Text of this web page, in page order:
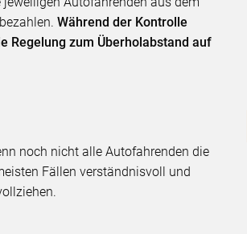
Während der Kontrolle
Regelung zum Überholabstand auf
noch nicht alle Autofahrenden die
Fällen verständnisvoll und